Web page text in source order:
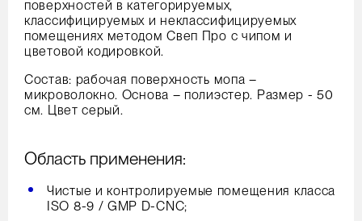
поверхностей в категорируемых,
классифицируемых и неклассифицируемых
помещениях методом Свеп Про с чипом и
цветовой кодировкой.
Состав: рабочая поверхность мопа –
микроволокно. Основа – полиэстер. Размер - 50
см. Цвет серый.
Область применения:
Чистые и контролируемые помещения класса
ISO 8-9 / GMP D-CNC;